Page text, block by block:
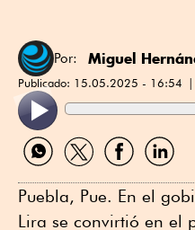
Por: Miguel
Publicado: 15.05.2025 - 16:54
Compartir
por
Compartir
por
Compartir
por
Compartir
por
Puebla, Pue. En el
Lira se convirtió en el